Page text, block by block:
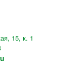
15, к. 1